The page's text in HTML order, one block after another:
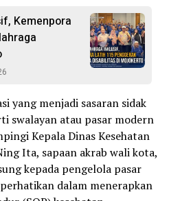
Kemenpora
yang menjadi sasaran sidak
swalayan atau pasar modern
Kepala Dinas Kesehatan
Ita, sapaan akrab wali kota,
kepada pengelola pasar
dalam menerapkan